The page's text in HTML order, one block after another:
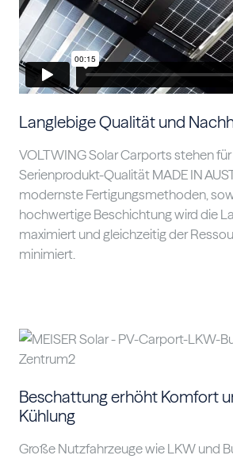
Langlebige Qualität und
VOLTWING Solar Carports stehen
Serienprodukt-Qualität MADE IN
modernste Fertigungsmethoden,
hochwertige Beschichtung wird die
maximiert und gleichzeitig der
minimiert.
Beschattung erhöht Komfort
Kühlung
Große Nutzfahrzeuge wie LKW und